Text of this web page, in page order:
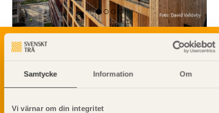
Samtycke Information Om
Vi värnar om din integritet
Svenskt Träs Produktkatalog är svensk
sågverksnärings digitala produktkatalog för att
beskriva träprodukter och deras unika